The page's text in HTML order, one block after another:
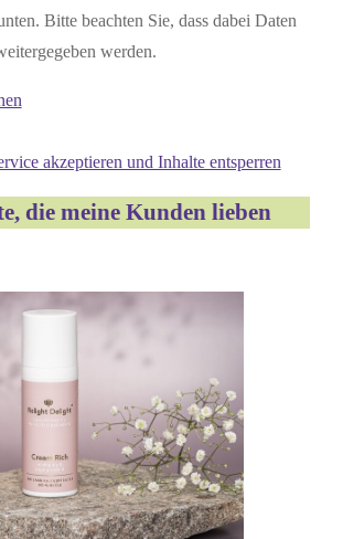
Bitte beachten Sie, dass dabei Daten
werden.
akzeptieren und Inhalte entsperren
die meine Kunden lieben